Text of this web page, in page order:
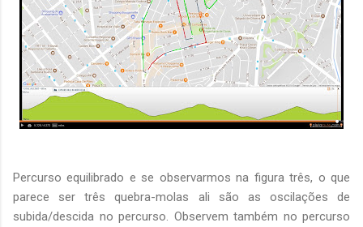
Percurso equilibrado e se observarmos na figura três, o que
parece ser três quebra-molas ali são as oscilações de
subida/descida no percurso. Observem também no percurso